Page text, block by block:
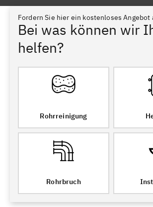
Fordern Sie hier ein kostenloses Angebot
Bei was können wir
helfen?
Rohrreinigung
Rohrbruch